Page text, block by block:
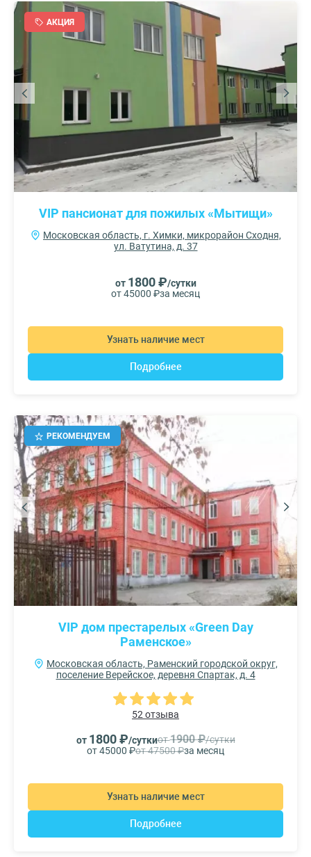
АКЦИЯ
VIP пансионат для пожилых «Мытищи»
Московская область, г. Химки, микрорайон Сходня,
ул. Ватутина, д. 37
от 1800 ₽/сутки
от 45000 ₽за месяц
Узнать наличие мест
Подробнее
РЕКОМЕНДУЕМ
VIP дом престарелых «Green Day
Раменское»
Московская область, Раменский городской округ,
поселение Верейское, деревня Спартак, д. 4
52 отзыва
от 1800 ₽/суткиот1900 ₽/сутки
от 45000 ₽от 47500 ₽за месяц
Узнать наличие мест
Подробнее